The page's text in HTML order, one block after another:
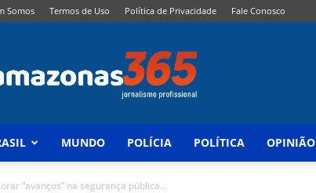
Somos Termos de Uso Política de Privacidade Fale Conosco
MUNDO POLÍCIA POLÍTICA OPINIÃO
“avanços” na segurança pública...